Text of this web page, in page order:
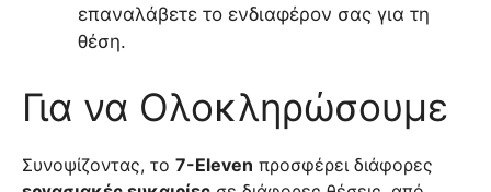
επαναλάβετε το ενδιαφέρον σας για τη
θέση.
Για να Ολοκληρώσουμε
Συνοψίζοντας, το 7-Eleven προσφέρει διάφορες